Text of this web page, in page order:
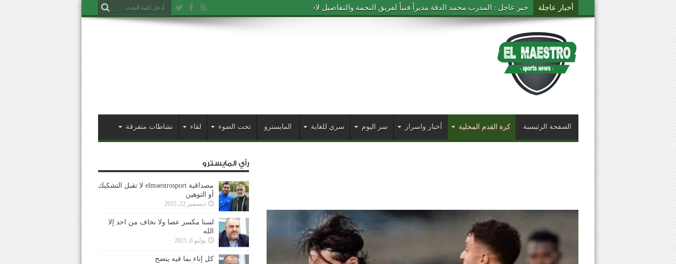
أخبار عاجلة خبر عاجل : المدرب محمد الدقة مديراً فنياً لفريق النجمة والتفاصيل لاحقاً
الصفحة الرئيسية كرة القدم المحلية أخبار واسرار سر اليوم سري للغاية المايسترو تحت الضوء لقاء نشاطات متفرقة
رأي المايسترو
مصداقية elmaestrosport لا تقبل التشكيك
أو التوهين
ديسمبر 22, 2025
لسنا مكسر عصا ولا نخاف من احد إلا
الله
يوليو 6, 2025
كل إناء بما فيه ينضح